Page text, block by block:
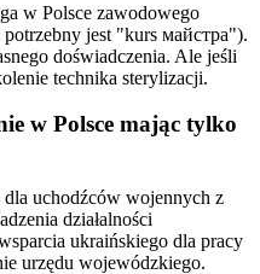
w Polsce zawodowego
jest "kurs майстра").
doświadczenia. Ale jeśli
technika sterylizacji.
w Polsce mając tylko
uchodźców wojennych z
działalności
ukraińskiego dla pracy
urzędu wojewódzkiego.